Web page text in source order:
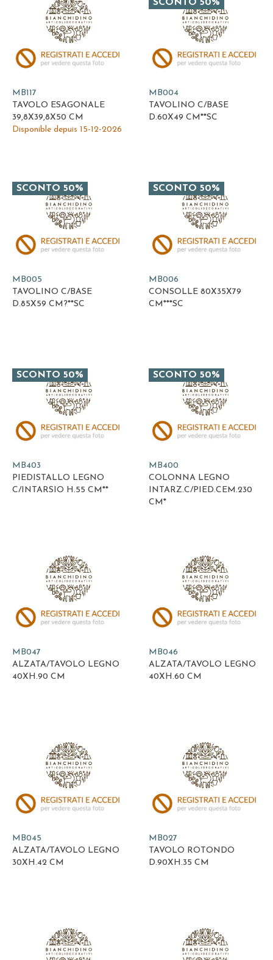
MB117
TAVOLO ESAGONALE
39,8X39,8X50 CM
Disponible depuis 15-12-2026
MB004
TAVOLINO C/BASE
D.60X49 CM**SC
SCONTO 50%
MB005
TAVOLINO C/BASE
D.85X59 CM?**SC
SCONTO 50%
MB006
CONSOLLE 80X35X79
CM***SC
SCONTO 50%
MB403
PIEDISTALLO LEGNO
C/INTARSIO H.55 CM**
SCONTO 50%
MB400
COLONNA LEGNO
INTARZ.C/PIED.CEM.230
CM*
SCONTO 50%
MB047
ALZATA/TAVOLO LEGNO
40XH.90 CM
MB046
ALZATA/TAVOLO LEGNO
40XH.60 CM
MB045
ALZATA/TAVOLO LEGNO
30XH.42 CM
MB027
TAVOLO ROTONDO
D.90XH.35 CM